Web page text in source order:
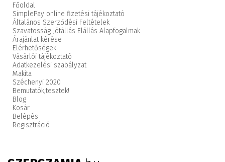
Főoldal
SimplePay online fizetési tájékoztató
Általános Szerződési Feltételek
Szavatosság Jótállás Elállás Alapfogalmak
Árajánlat kérése
Elérhetőségek
Vásárlói tájékoztató
Adatkezelési szabályzat
Makita
Széchenyi 2020
Bemutatók,tesztek!
Blog
Kosár
Belépés
Regisztráció